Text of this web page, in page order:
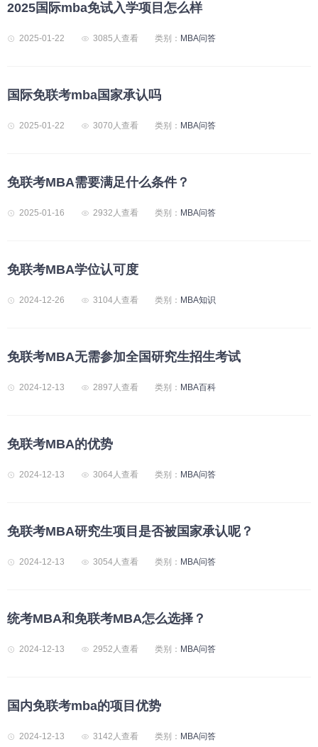
2025国际mba免试入学项目怎么样
2025-01-22 3085人查看 类别： MBA问答
国际免联考mba国家承认吗
2025-01-22 3070人查看 类别： MBA问答
免联考MBA需要满足什么条件？
2025-01-16 2932人查看 类别： MBA问答
免联考MBA学位认可度
2024-12-26 3104人查看 类别： MBA知识
免联考MBA无需参加全国研究生招生考试
2024-12-13 2897人查看 类别： MBA百科
免联考MBA的优势
2024-12-13 3064人查看 类别： MBA问答
免联考MBA研究生项目是否被国家承认呢？
2024-12-13 3054人查看 类别： MBA问答
统考MBA和免联考MBA怎么选择？
2024-12-13 2952人查看 类别： MBA问答
国内免联考mba的项目优势
2024-12-13 3142人查看 类别： MBA问答